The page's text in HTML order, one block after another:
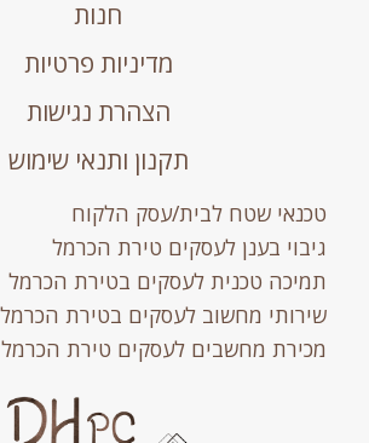
חנות
מדיניות פרטיות
הצהרת נגישות
תקנון ותנאי שימוש
טכנאי שטח לבית/עסק הלקוח
גיבוי בענן לעסקים טירת הכרמל
תמיכה טכנית לעסקים בטירת הכרמל
שירותי מחשוב לעסקים בטירת הכרמל
מכירת מחשבים לעסקים טירת הכרמל